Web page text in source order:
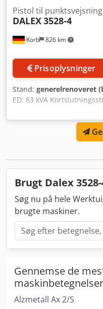
Korb 826 km
Pistol til punktsvejsning
DALEX3528-4
Prisoplysninger
Stand: generelrenoveret
ED: 63 kVA
daN Vægt: ca. 98 kg ---
op til 800 mm mulig ---
program --- Fjedertræk
Garanti: 6 måneder ---
tilgængelige fra lager ---
Brugt Dalex
Søg nu på hele
brugte maskiner.
Gennemse de
Alzmetall Ax 2/S